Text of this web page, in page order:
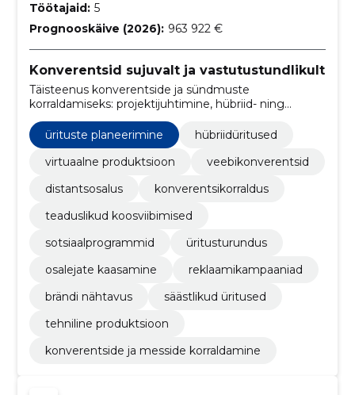
Töötajaid: 5
Prognooskäive (2026): 963 922 €
Konverentsid sujuvalt ja vastutustundlikult
Täisteenus konverentside ja sündmuste
korraldamiseks: projektijuhtimine, hübriid- ning
virtuaaltooted ja jätkusuutlik nõustamine. Parandame
osalejate kogemust ja sündmuste toimimist.
ürituste planeerimine
hübriidüritused
virtuaalne produktsioon
veebikonverentsid
distantsosalus
konverentsikorraldus
teaduslikud koosviibimised
sotsiaalprogrammid
üritusturundus
osalejate kaasamine
reklaamikampaaniad
brändi nähtavus
säästlikud üritused
tehniline produktsioon
konverentside ja messide korraldamine